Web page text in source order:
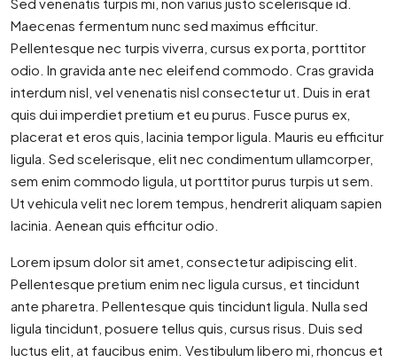
Maecenas fermentum nunc sed maximus efficitur.
Pellentesque nec turpis viverra, cursus ex porta, porttitor
odio. In gravida ante nec eleifend commodo. Cras gravida
interdum nisl, vel venenatis nisl consectetur ut. Duis in erat
quis dui imperdiet pretium et eu purus. Fusce purus ex,
placerat et eros quis, lacinia tempor ligula. Mauris eu efficitur
ligula. Sed scelerisque, elit nec condimentum ullamcorper,
sem enim commodo ligula, ut porttitor purus turpis ut sem.
Ut vehicula velit nec lorem tempus, hendrerit aliquam sapien
lacinia. Aenean quis efficitur odio.
Lorem ipsum dolor sit amet, consectetur adipiscing elit.
Pellentesque pretium enim nec ligula cursus, et tincidunt
ante pharetra. Pellentesque quis tincidunt ligula. Nulla sed
ligula tincidunt, posuere tellus quis, cursus risus. Duis sed
luctus elit, at faucibus enim. Vestibulum libero mi, rhoncus et